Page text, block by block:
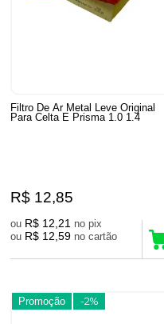
Filtro De Ar Metal Leve Original
Para Celta E Prisma 1.0 1.4
R$ 12,85
ou R$ 12,21
no pix
ou R$ 12,59 no cartão
Promoção -2%